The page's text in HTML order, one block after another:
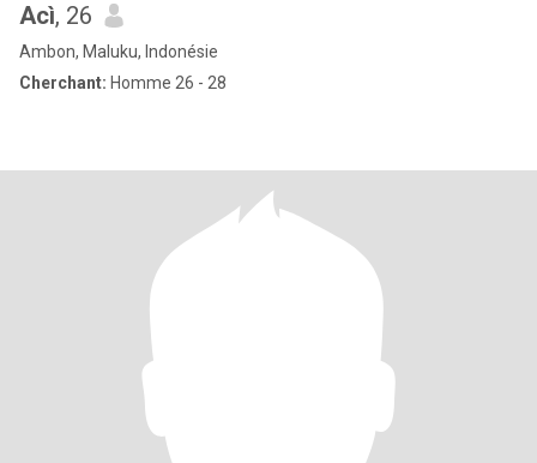
Acì, 26
Ambon, Maluku, Indonésie
Cherchant: Homme 26 - 28